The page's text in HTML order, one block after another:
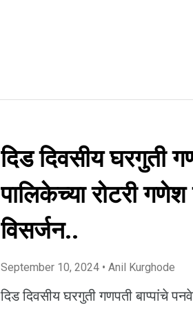
दिड दिवसीय घरगुती
पालिकेच्या रोटरी
विसर्जन..
September 10, 2024 • Anil Kurghode
दिड दिवसीय घरगुती गणपती बाप्पांचे